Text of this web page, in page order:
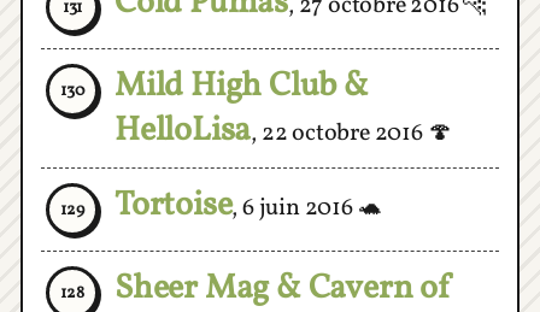
130
Mild High Club &
HelloLisa,22 octobre 2016
129 Tortoise,6 juin 2016🐢
128
Sheer Mag & Cavern of
Anti-Matter,2 juin 2016 ☠